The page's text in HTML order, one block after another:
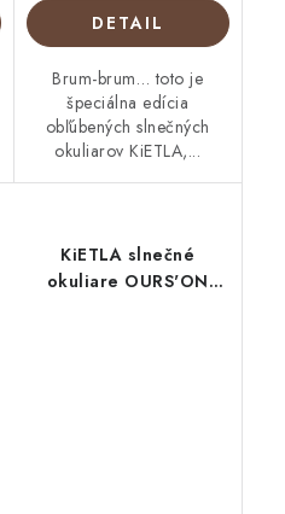
DETAIL
Brum-brum… toto je
špeciálna edícia
obľúbených slnečných
okuliarov KiETLA,...
KiETLA slnečné
okuliare OURS'ON